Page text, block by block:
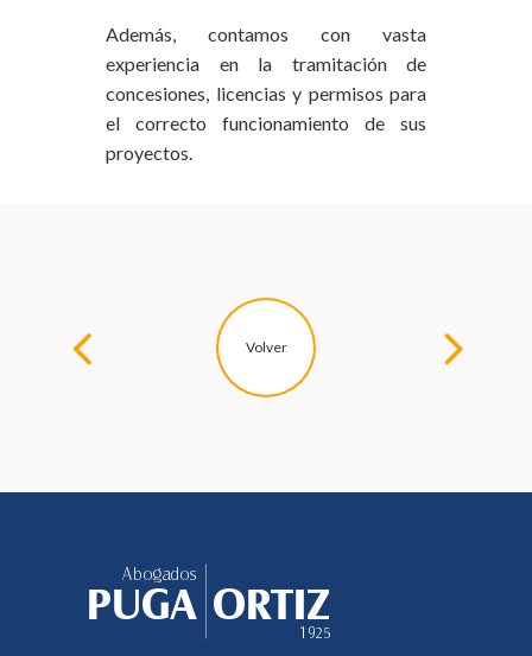
Además, contamos con vasta
experiencia en la tramitación de
concesiones, licencias y permisos para
el correcto funcionamiento de sus
proyectos.
Volver